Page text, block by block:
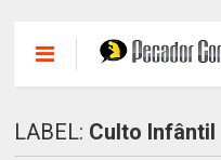
LABEL: Culto Infântil